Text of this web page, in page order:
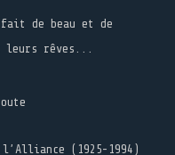
fait de beau et de
rêves...
(1925-1994)